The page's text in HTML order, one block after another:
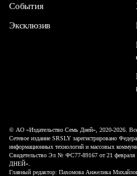
События
Эксклюзив
© АО «Издательство Семь Дней», 2020-2026.
Сетевое издание SRSLY зарегистрировано
информационных технологий и массовых
Свидетельство Эл № ФС77-89167 от 21
ДНЕЙ».
Главный редактор: Пахомова Анжелика